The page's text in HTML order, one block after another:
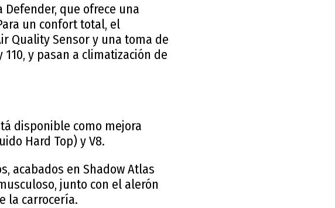
que ofrece una
un confort total, el
Quality Sensor y una toma de
y pasan a climatización de
disponible como mejora
Hard Top) y V8.
acabados en Shadow Atlas
junto con el alerón
la carrocería.